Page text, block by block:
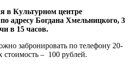
в Культурном центре
адресу Богдана Хмельницкого, 3
в 15 часов.
забронировать по телефону 20-
стоимость – 100 рублей.